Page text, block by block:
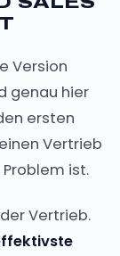
Version
genau hier
ersten
Vertrieb
ist.
Vertrieb.